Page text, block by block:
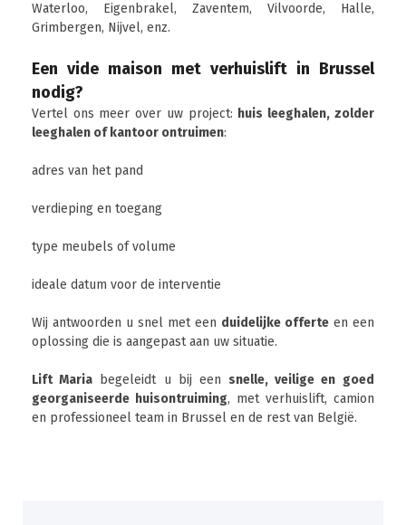
Waterloo, Eigenbrakel, Zaventem, Vilvoorde, Halle,
Grimbergen, Nijvel, enz.
Een vide maison met verhuislift in Brussel
nodig?
Vertel ons meer over uw project: huis leeghalen, zolder
leeghalen of kantoor ontruimen:
adres van het pand
verdieping en toegang
type meubels of volume
ideale datum voor de interventie
Wij antwoorden u snel met een duidelijke offerteen een
oplossing die is aangepast aan uw situatie.
Lift Maria begeleidt u bij een snelle, veilige en goed
georganiseerde huisontruiming, met verhuislift, camion
en professioneel team in Brussel en de rest van België.